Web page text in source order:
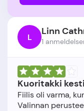
L Linn
1
Kuoritakki
Fiilis oli varma,
Valinnan